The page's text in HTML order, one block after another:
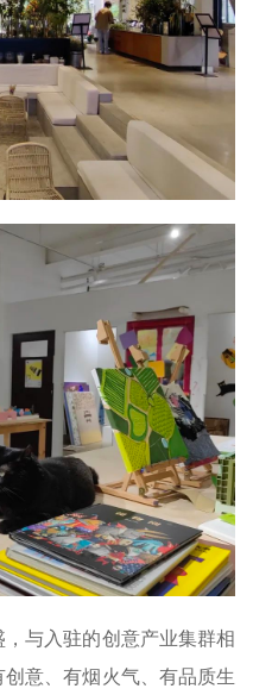
与入驻的创意产业集群相
意、有烟火气、有品质生